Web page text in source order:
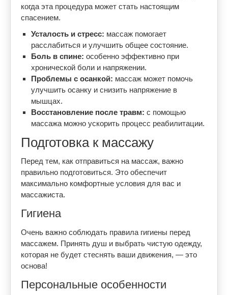
когда эта процедура может стать настоящим
спасением.
Усталость и стресс: массаж помогает
расслабиться и улучшить общее состояние.
Боль в спине: особенно эффективно при
хронической боли и напряжении.
Проблемы с осанкой: массаж может помочь
улучшить осанку и снизить напряжение в
мышцах.
Восстановление после травм: с помощью
массажа можно ускорить процесс реабилитации.
Подготовка к массажу
Перед тем, как отправиться на массаж, важно
правильно подготовиться. Это обеспечит
максимально комфортные условия для вас и
массажиста.
Гигиена
Очень важно соблюдать правила гигиены перед
массажем. Принять душ и выбрать чистую одежду,
которая не будет стеснять ваши движения, — это
основа!
Персональные особенности